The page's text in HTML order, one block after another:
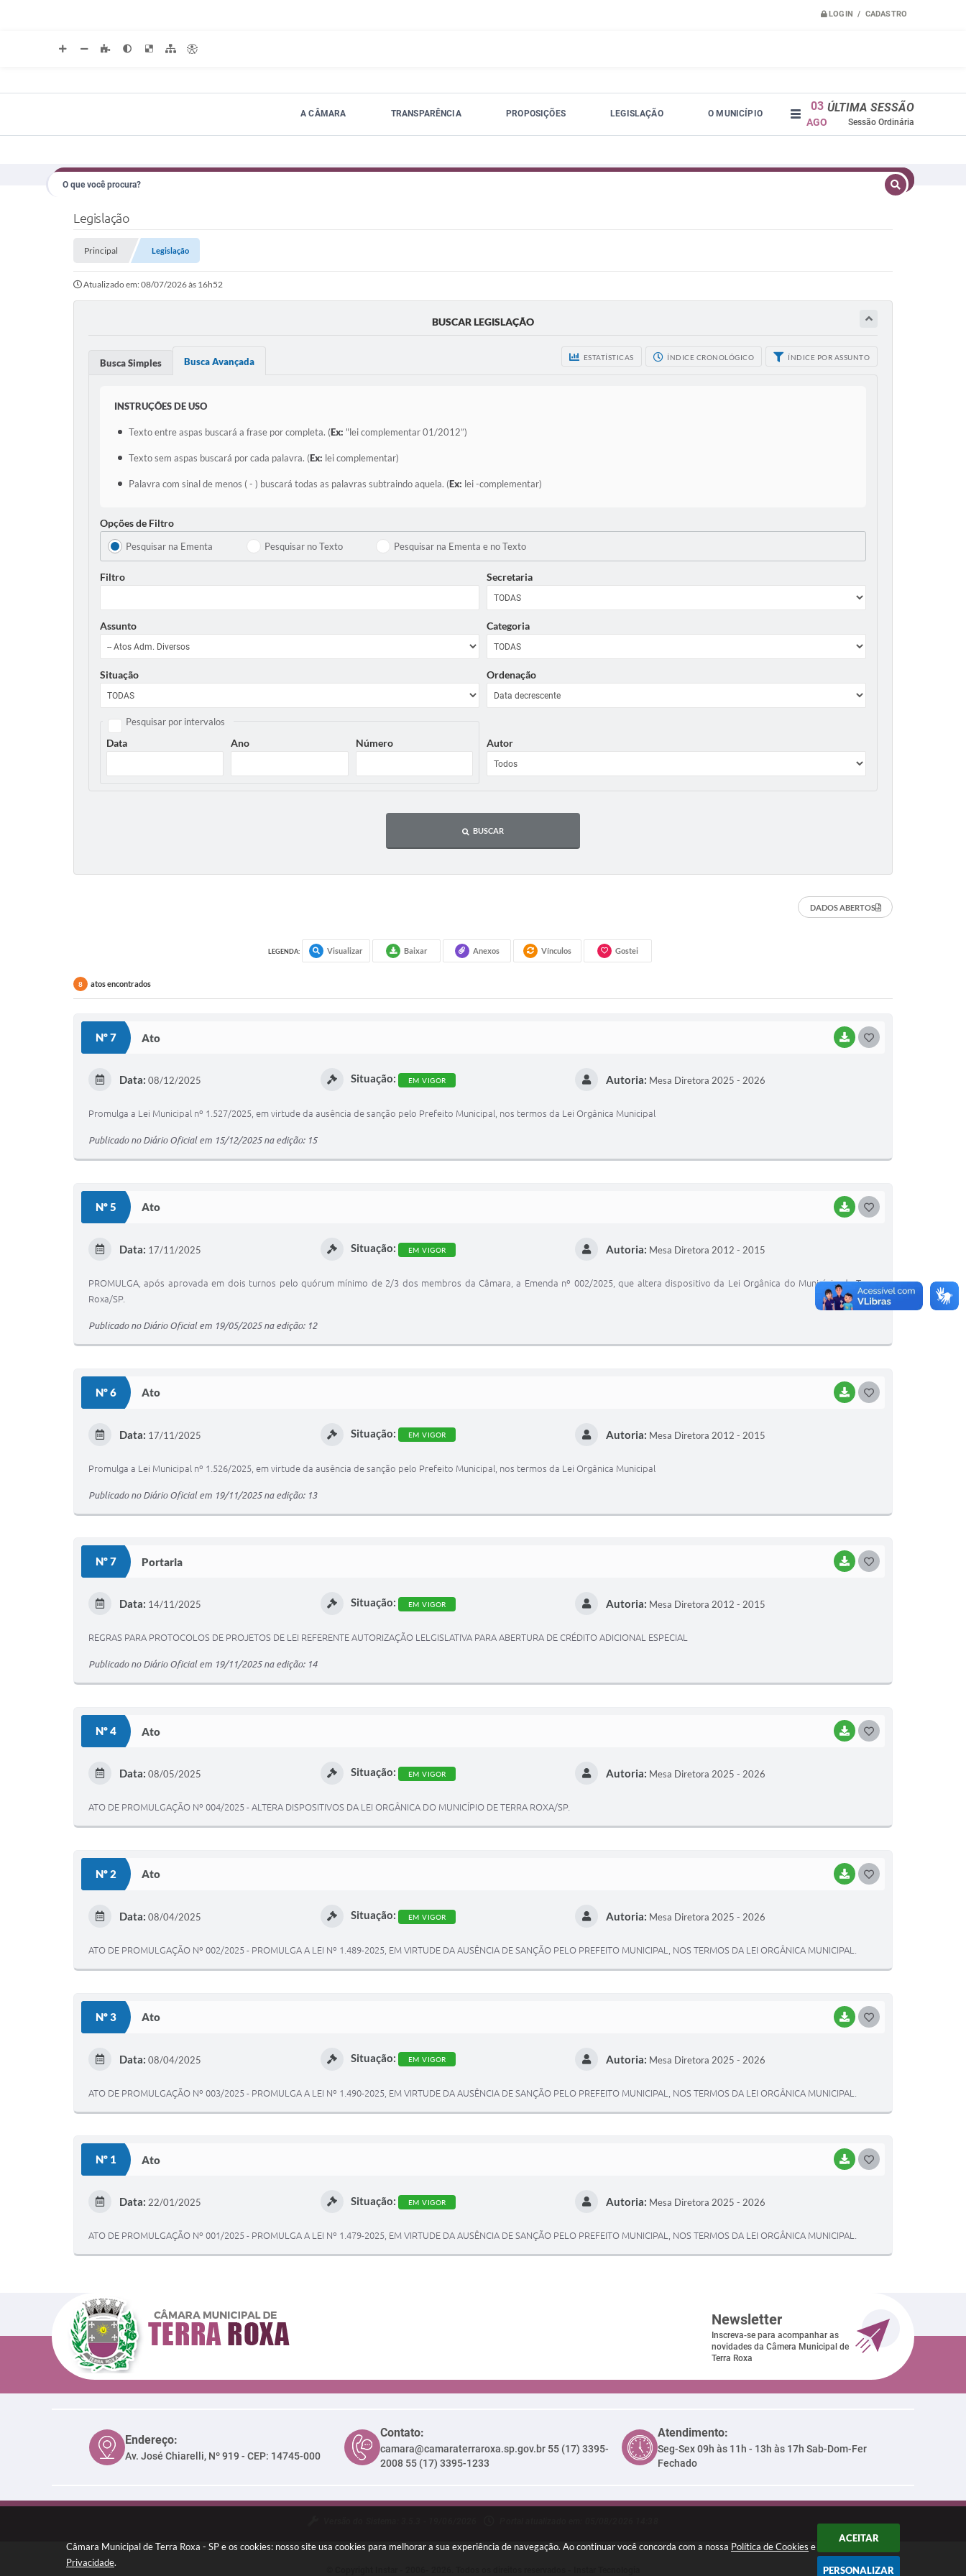
Câmara Municipal de Terra Roxa - SP e os cookies: nosso site usa cookies para melhorar a sua experiência de navegação. Ao continuar você concorda com a nossa Política de Cookies e
Privacidade.
ACEITAR
PERSONALIZAR
LOGIN / CADASTRO
A CÂMARA TRANSPARÊNCIA PROPOSIÇÕES LEGISLAÇÃO O MUNICÍPIO
03
AGO
ÚLTIMA SESSÃO
Sessão Ordinária
Legislação
Principal Legislação
Atualizado em: 08/07/2026 às 16h52
BUSCAR LEGISLAÇÃO
ESTATÍSTICAS ÍNDICE CRONOLÓGICO ÍNDICE POR ASSUNTO
Busca Simples Busca Avançada
INSTRUÇÕES DE USO
Texto entre aspas buscará a frase por completa. (Ex: "lei complementar 01/2012”)
Texto sem aspas buscará por cada palavra. (Ex: lei complementar)
Palavra com sinal de menos ( - ) buscará todas as palavras subtraindo aquela. (Ex: lei -complementar)
Opções de Filtro
Pesquisar na Ementa Pesquisar no Texto Pesquisar na Ementa e no Texto
Filtro Secretaria
Assunto Categoria
Situação Ordenação
Pesquisar por intervalos
Data Ano Número Autor
BUSCAR
DADOS ABERTOS
LEGENDA: Visualizar Baixar Anexos Vínculos Gostei
8 atos encontrados
Nº 7 Ato BAIXAR
Data: 08/12/2025 Situação: EM VIGOR Autoria: Mesa Diretora 2025 - 2026
Promulga a Lei Municipal nº 1.527/2025, em virtude da ausência de sanção pelo Prefeito Municipal, nos termos da Lei Orgânica Municipal
Publicado no Diário Oficial em 15/12/2025 na edição: 15
Nº 5 Ato BAIXAR
E
Data: 17/11/2025 Situação: EM VIGOR Autoria: Mesa Diretora 2012 - 2015
PROMULGA, após aprovada em dois turnos pelo quórum mínimo de 2/3 dos membros da Câmara, a Emenda nº 002/2025, que altera dispositivo da Lei Orgânica do Município de Terra
Roxa/SP.
Publicado no Diário Oficial em 19/05/2025 na edição: 12
Nº 6 Ato BAIXAR
Data: 17/11/2025 Situação: EM VIGOR Autoria: Mesa Diretora 2012 - 2015
Promulga a Lei Municipal nº 1.526/2025, em virtude da ausência de sanção pelo Prefeito Municipal, nos termos da Lei Orgânica Municipal
Publicado no Diário Oficial em 19/11/2025 na edição: 13
Nº 7 Portaria BAIXAR
Data: 14/11/2025 Situação: EM VIGOR Autoria: Mesa Diretora 2012 - 2015
REGRAS PARA PROTOCOLOS DE PROJETOS DE LEI REFERENTE AUTORIZAÇÃO LELGISLATIVA PARA ABERTURA DE CRÉDITO ADICIONAL ESPECIAL
Publicado no Diário Oficial em 19/11/2025 na edição: 14
Nº 4 Ato BAIXAR
Data: 08/05/2025 Situação: EM VIGOR Autoria: Mesa Diretora 2025 - 2026
ATO DE PROMULGAÇÃO Nº 004/2025 - ALTERA DISPOSITIVOS DA LEI ORGÂNICA DO MUNICÍPIO DE TERRA ROXA/SP.
Nº 2 Ato BAIXAR
Data: 08/04/2025 Situação: EM VIGOR Autoria: Mesa Diretora 2025 - 2026
ATO DE PROMULGAÇÃO Nº 002/2025 - PROMULGA A LEI Nº 1.489-2025, EM VIRTUDE DA AUSÊNCIA DE SANÇÃO PELO PREFEITO MUNICIPAL, NOS TERMOS DA LEI ORGÂNICA MUNICIPAL.
Nº 3 Ato BAIXAR
Data: 08/04/2025 Situação: EM VIGOR Autoria: Mesa Diretora 2025 - 2026
ATO DE PROMULGAÇÃO Nº 003/2025 - PROMULGA A LEI Nº 1.490-2025, EM VIRTUDE DA AUSÊNCIA DE SANÇÃO PELO PREFEITO MUNICIPAL, NOS TERMOS DA LEI ORGÂNICA MUNICIPAL.
Nº 1 Ato BAIXAR
Data: 22/01/2025 Situação: EM VIGOR Autoria: Mesa Diretora 2025 - 2026
ATO DE PROMULGAÇÃO Nº 001/2025 - PROMULGA A LEI Nº 1.479-2025, EM VIRTUDE DA AUSÊNCIA DE SANÇÃO PELO PREFEITO MUNICIPAL, NOS TERMOS DA LEI ORGÂNICA MUNICIPAL.
Newsletter
Inscreva-se para acompanhar as
novidades da Câmera Municipal de
Terra Roxa
Endereço:
Av. José Chiarelli, Nº 919 - CEP: 14745-000
Contato:
camara@camaraterraroxa.sp.gov.br 55 (17) 3395-
2008 55 (17) 3395-1233
Atendimento:
Seg-Sex 09h às 11h - 13h às 17h Sab-Dom-Fer
Fechado